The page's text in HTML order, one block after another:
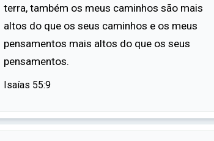
terra, também os meus caminhos são mais
altos do que os seus caminhos e os meus
pensamentos mais altos do que os seus
pensamentos.
Isaías 55:9